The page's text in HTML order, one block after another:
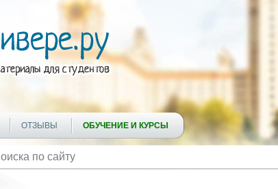
ОТЗЫВЫ ОБУЧЕНИЕ И КУРСЫ